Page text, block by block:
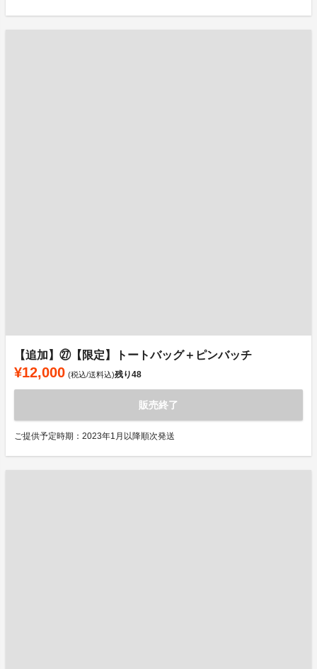
【追加】㉗【限定】トートバッグ＋ピンバッチ
¥12,000 (税込/送料込)残り48
販売終了
ご提供予定時期：2023年1月以降順次発送